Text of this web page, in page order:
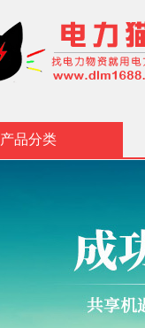
产品分类